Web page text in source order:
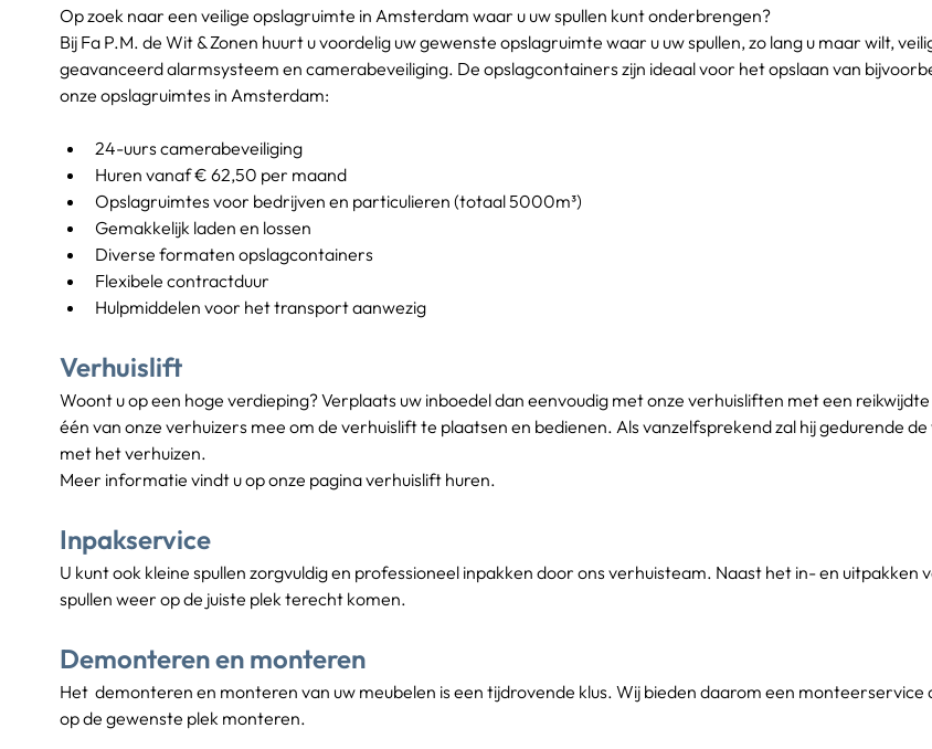
Op zoek naar een veilige opslagruimte in Amsterdam waar u uw spullen kunt onderbrengen?
Bij Fa P.M. de Wit & Zonen huurt u voordelig uw gewenste opslagruimte waar u uw spullen, zo lang u maar wilt,
geavanceerd alarmsysteem en camerabeveiliging. De opslagcontainers zijn ideaal voor het opslaan van
onze opslagruimtes in Amsterdam:
24-uurs camerabeveiliging
Huren vanaf € 62,50 per maand
Opslagruimtes voor bedrijven en particulieren (totaal 5000m³)
Gemakkelijk laden en lossen
Diverse formaten opslagcontainers
Flexibele contractduur
Hulpmiddelen voor het transport aanwezig
Verhuislift
Woont u op een hoge verdieping? Verplaats uw inboedel dan eenvoudig met onze verhuisliften met een
één van onze verhuizers mee om de verhuislift te plaatsen en bedienen. Als vanzelfsprekend zal hij gedurende
met het verhuizen.
Meer informatie vindt u op onze pagina verhuislift huren.
Inpakservice
U kunt ook kleine spullen zorgvuldig en professioneel inpakken door ons verhuisteam. Naast het in- en uitpakken
spullen weer op de juiste plek terecht komen.
Demonteren en monteren
Het  demonteren en monteren van uw meubelen is een tijdrovende klus. Wij bieden daarom een
op de gewenste plek monteren.